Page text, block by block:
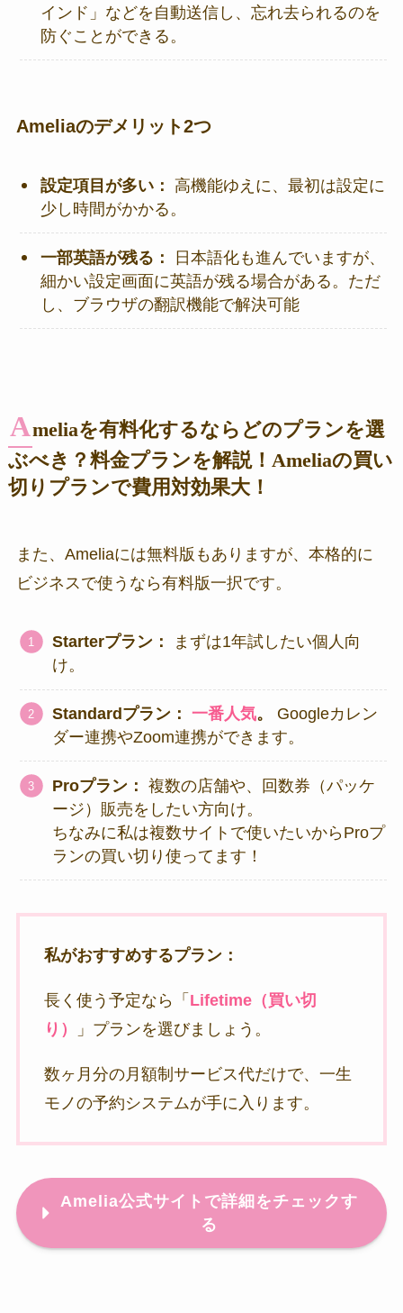
インド」などを自動送信し、忘れ去られるのを
防ぐことができる。
Ameliaのデメリット2つ
設定項目が多い： 高機能ゆえに、最初は設定に
少し時間がかかる。
一部英語が残る：
日本語化も進んでいますが、
細かい設定画面に英語が残る場合がある。ただ
し、ブラウザの翻訳機能で解決可能
Ameliaを有料化するならどのプランを選
ぶべき？料金プランを解説！Ameliaの買い
切りプランで費用対効果大！
また、Ameliaには無料版もありますが、本格的に
ビジネスで使うなら有料版一択です。
Starterプラン：
まずは1年試したい個人向
け。
Standardプラン： 一番人気。
Googleカレン
ダー連携やZoom連携ができます。
Proプラン： 複数の店舗や、回数券（パッケ
ージ）販売をしたい方向け。
ちなみに私は複数サイトで使いたいからProプ
ランの買い切り使ってます！
私がおすすめするプラン：
長く使う予定なら「 Lifetime（買い切
り）
」プランを選びましょう。
数ヶ月分の月額制サービス代だけで、一生
モノの予約システムが手に入ります。
Amelia公式サイトで詳細をチェックす
る